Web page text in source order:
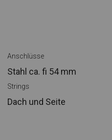
Anschlüsse
Stahl ca. fi 54 mm
Strings
Dach und Seite